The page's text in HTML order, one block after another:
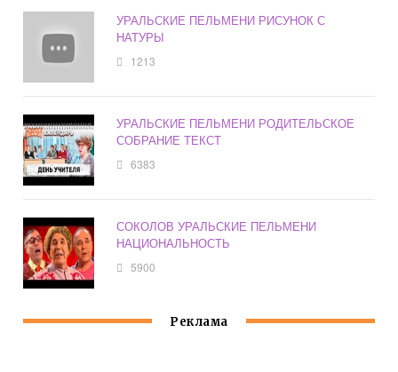
УРАЛЬСКИЕ ПЕЛЬМЕНИ РИСУНОК С
НАТУРЫ
1213
УРАЛЬСКИЕ ПЕЛЬМЕНИ РОДИТЕЛЬСКОЕ
СОБРАНИЕ ТЕКСТ
6383
СОКОЛОВ УРАЛЬСКИЕ ПЕЛЬМЕНИ
НАЦИОНАЛЬНОСТЬ
5900
Реклама